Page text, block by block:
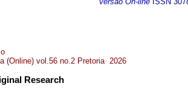
(Online) vol.56 no.2 Pretoria 2026
Research